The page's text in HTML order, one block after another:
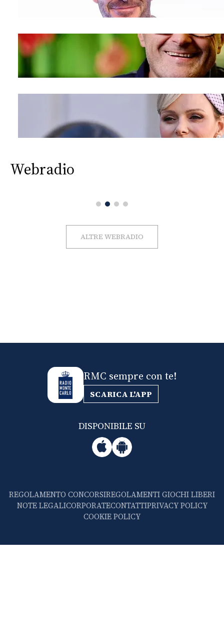
Webradio
ALTRE WEBRADIO
RMC sempre con te!
SCARICA L'APP
DISPONIBILE SU
REGOLAMENTO CONCORSIREGOLAMENTI GIOCHI LIBERI
NOTE LEGALICORPORATECONTATTIPRIVACY POLICY
COOKIE POLICY